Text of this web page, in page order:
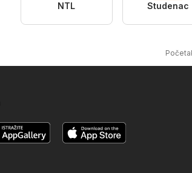
NTL Studenac